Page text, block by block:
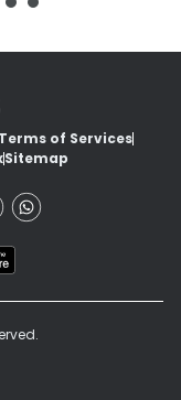
Terms of Services
Sitemap